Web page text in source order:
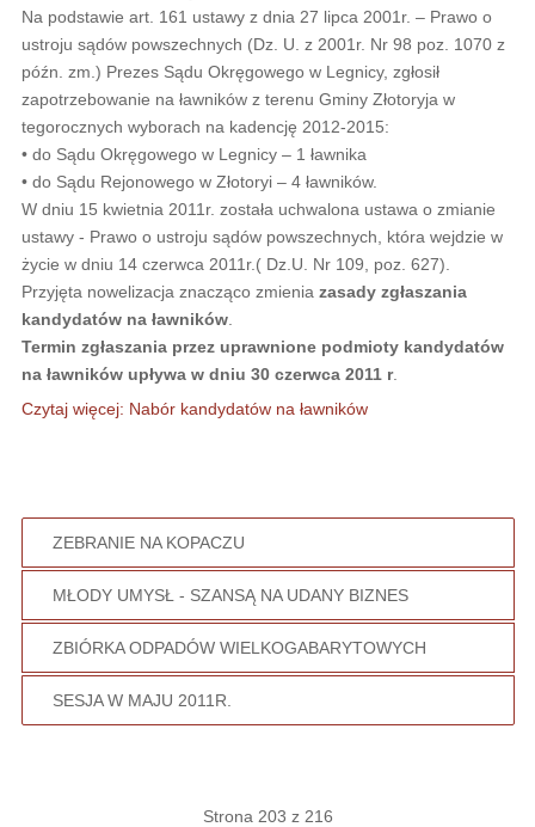
Na podstawie art. 161 ustawy z dnia 27 lipca 2001r. – Prawo o
ustroju sądów powszechnych (Dz. U. z 2001r. Nr 98 poz. 1070 z
późn. zm.) Prezes Sądu Okręgowego w Legnicy, zgłosił
zapotrzebowanie na ławników z terenu Gminy Złotoryja w
tegorocznych wyborach na kadencję 2012-2015:
• do Sądu Okręgowego w Legnicy – 1 ławnika
• do Sądu Rejonowego w Złotoryi – 4 ławników.
W dniu 15 kwietnia 2011r. została uchwalona ustawa o zmianie
ustawy - Prawo o ustroju sądów powszechnych, która wejdzie w
życie w dniu 14 czerwca 2011r.( Dz.U. Nr 109, poz. 627).
Przyjęta nowelizacja znacząco zmienia zasady zgłaszania
kandydatów na ławników.
Termin zgłaszania przez uprawnione podmioty kandydatów
na ławników upływa w dniu 30 czerwca 2011 r.
Czytaj więcej: Nabór kandydatów na ławników
ZEBRANIE NA KOPACZU
MŁODY UMYSŁ - SZANSĄ NA UDANY BIZNES
ZBIÓRKA ODPADÓW WIELKOGABARYTOWYCH
SESJA W MAJU 2011R.
Strona 203 z 216